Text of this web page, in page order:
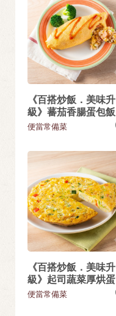
《百搭炒飯．美味升
級》蕃茄香腸蛋包飯
便當常備菜
《百搭炒飯．美味升
級》起司蔬菜厚烘蛋
便當常備菜